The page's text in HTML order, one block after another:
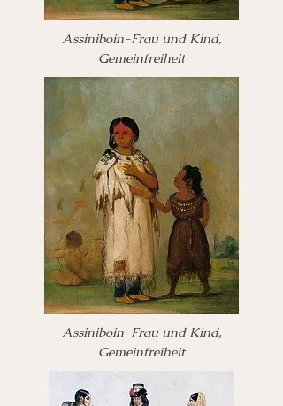
Assiniboin-Frau und Kind,
Gemeinfreiheit
Assiniboin-Frau und Kind,
Gemeinfreiheit